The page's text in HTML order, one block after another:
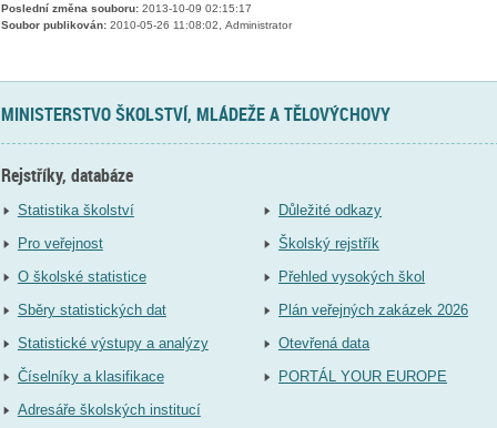
Poslední změna souboru:2013-10-09 02:15:17
Soubor publikován:2010-05-26 11:08:02, Administrator
MINISTERSTVO ŠKOLSTVÍ, MLÁDEŽE A TĚLOVÝCHOVY
Rejstříky, databáze
Statistika školství
Pro veřejnost
O školské statistice
Sběry statistických dat
Statistické výstupy a analýzy
Číselníky a klasifikace
Adresáře školských institucí
Důležité odkazy
Školský rejstřík
Přehled vysokých škol
Plán veřejných zakázek 2026
Otevřená data
PORTÁL YOUR EUROPE